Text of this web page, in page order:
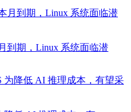
到期，Linux 系统面临潜